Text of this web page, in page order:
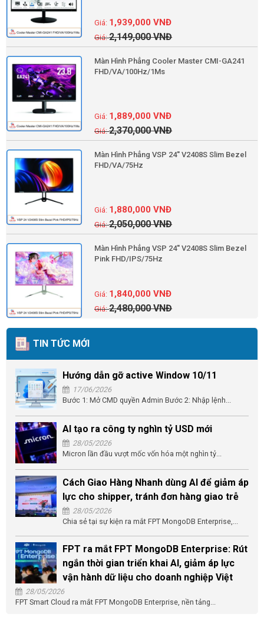
2,149,000VNĐ
1,939,000VNĐ
Màn Hình Phẳng Cooler Master CMI-GA241
FHD/VA/100Hz/1Ms
2,370,000VNĐ
1,889,000VNĐ
Màn Hình Phẳng VSP 24'' V2408S Slim Bezel
FHD/VA/75Hz
2,050,000VNĐ
1,880,000VNĐ
Màn Hình Phẳng VSP 24'' V2408S Slim Bezel
Pink FHD/IPS/75Hz
2,480,000VNĐ
1,840,000VNĐ
TIN TỨC MỚI
Hướng dẫn gỡ active Window 10/11
17/06/2026
Bước 1: Mở CMD quyền Admin Bước 2: Nhập lệnh...
AI tạo ra công ty nghìn tỷ USD mới
28/05/2026
Micron lần đầu vượt mốc vốn hóa một nghìn tỷ...
Cách Giao Hàng Nhanh dùng AI để giảm áp
lực cho shipper, tránh đơn hàng giao trễ
28/05/2026
Chia sẻ tại sự kiện ra mắt FPT MongoDB Enterprise,...
FPT ra mắt FPT MongoDB Enterprise: Rút
ngắn thời gian triển khai AI, giảm áp lực
vận hành dữ liệu cho doanh nghiệp Việt
28/05/2026
FPT Smart Cloud ra mắt FPT MongoDB Enterprise, nền tảng...